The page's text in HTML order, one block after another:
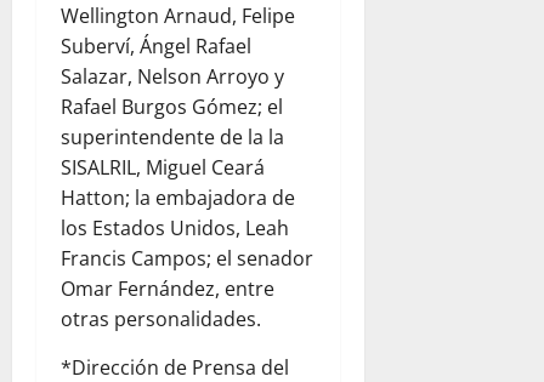
Wellington Arnaud, Felipe
Suberví, Ángel Rafael
Salazar, Nelson Arroyo y
Rafael Burgos Gómez; el
superintendente de la la
SISALRIL, Miguel Ceará
Hatton; la embajadora de
los Estados Unidos, Leah
Francis Campos; el senador
Omar Fernández, entre
otras personalidades.
*Dirección de Prensa del